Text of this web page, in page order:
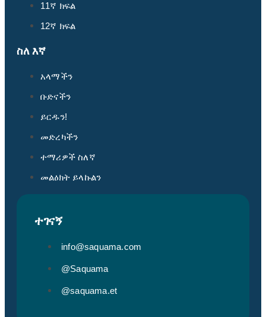
11ኛ ክፍል
12ኛ ክፍል
ስለ እኛ
አላማችን
ቡድናችን
ይርዱን!
መድረካችን
ተማሪዎች ስለኛ
መልዕክት ይላኩልን
ተገናኝ
info@saquama.com
@Saquama
@saquama.et